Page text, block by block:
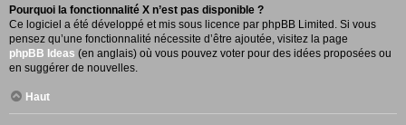
Pourquoi la fonctionnalité X n’est pas disponible ?
Ce logiciel a été développé et mis sous licence par phpBB Limited. Si vous
pensez qu’une fonctionnalité nécessite d’être ajoutée, visitez la page
phpBB Ideas (en anglais) où vous pouvez voter pour des idées proposées ou
en suggérer de nouvelles.
Haut